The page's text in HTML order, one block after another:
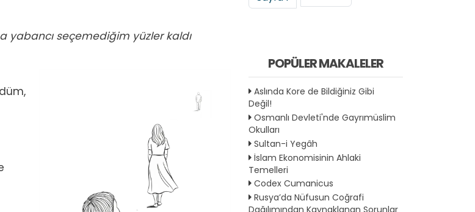
yabancı seçemediğim yüzler kaldı
POPÜLER MAKALELER
Aslında Kore de Bildiğiniz Gibi
Değil!
Osmanlı Devleti'nde Gayrımüslim
Okulları
Sultan-i Yegâh
İslam Ekonomisinin Ahlaki
Temelleri
Codex Cumanicus
Rusya’da Nüfusun Coğrafi